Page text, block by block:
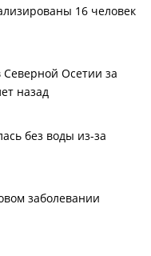
16 человек
Северной Осетии за
назад
без воды из-за
заболевании